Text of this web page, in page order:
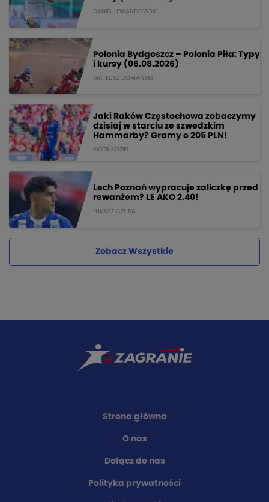
DANIEL LEWANDOWSKI
Polonia Bydgoszcz – Polonia Piła: Typy
i kursy (06.08.2026)
MATEUSZ DOMANSKI
Jaki Raków Częstochowa zobaczymy
dzisiaj w starciu ze szwedzkim
Hammarby? Gramy o 205 PLN!
PIOTR KOZIEL
Lech Poznań wypracuje zaliczkę przed
rewanżem? LE AKO 2.40!
ŁUKASZ CZUBA
Zobacz Wszystkie
Strona główna
O nas
Dołącz do nas
Polityka prywatności